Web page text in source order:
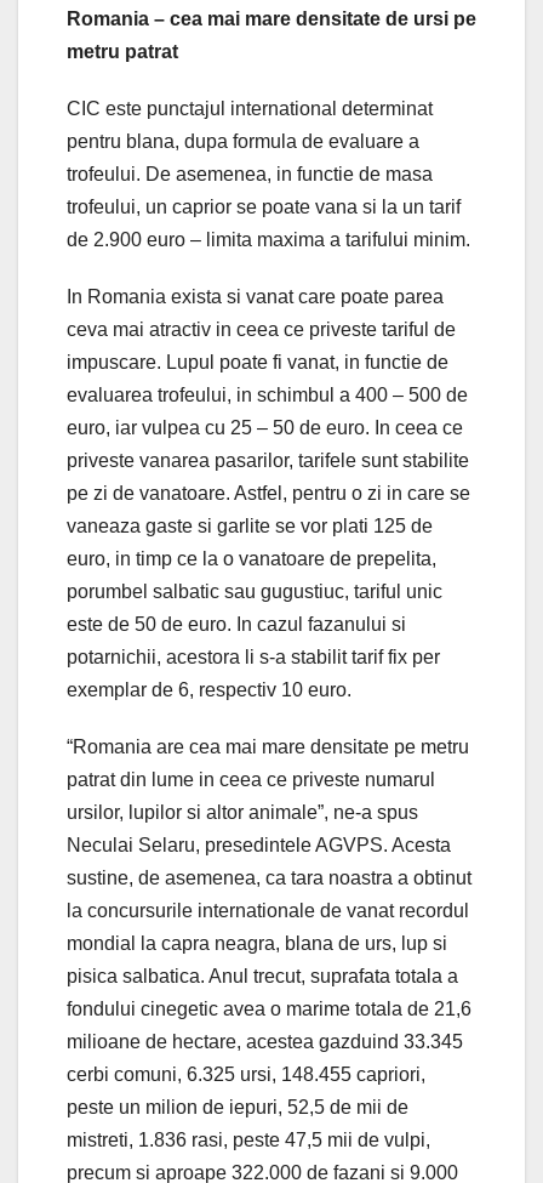
Romania – cea mai mare densitate de ursi pe
metru patrat
CIC este punctajul international determinat
pentru blana, dupa formula de evaluare a
trofeului. De asemenea, in functie de masa
trofeului, un caprior se poate vana si la un tarif
de 2.900 euro – limita maxima a tarifului minim.
In Romania exista si vanat care poate parea
ceva mai atractiv in ceea ce priveste tariful de
impuscare. Lupul poate fi vanat, in functie de
evaluarea trofeului, in schimbul a 400 – 500 de
euro, iar vulpea cu 25 – 50 de euro. In ceea ce
priveste vanarea pasarilor, tarifele sunt stabilite
pe zi de vanatoare. Astfel, pentru o zi in care se
vaneaza gaste si garlite se vor plati 125 de
euro, in timp ce la o vanatoare de prepelita,
porumbel salbatic sau gugustiuc, tariful unic
este de 50 de euro. In cazul fazanului si
potarnichii, acestora li s-a stabilit tarif fix per
exemplar de 6, respectiv 10 euro.
“Romania are cea mai mare densitate pe metru
patrat din lume in ceea ce priveste numarul
ursilor, lupilor si altor animale”, ne-a spus
Neculai Selaru, presedintele AGVPS. Acesta
sustine, de asemenea, ca tara noastra a obtinut
la concursurile internationale de vanat recordul
mondial la capra neagra, blana de urs, lup si
pisica salbatica. Anul trecut, suprafata totala a
fondului cinegetic avea o marime totala de 21,6
milioane de hectare, acestea gazduind 33.345
cerbi comuni, 6.325 ursi, 148.455 capriori,
peste un milion de iepuri, 52,5 de mii de
mistreti, 1.836 rasi, peste 47,5 mii de vulpi,
precum si aproape 322.000 de fazani si 9.000